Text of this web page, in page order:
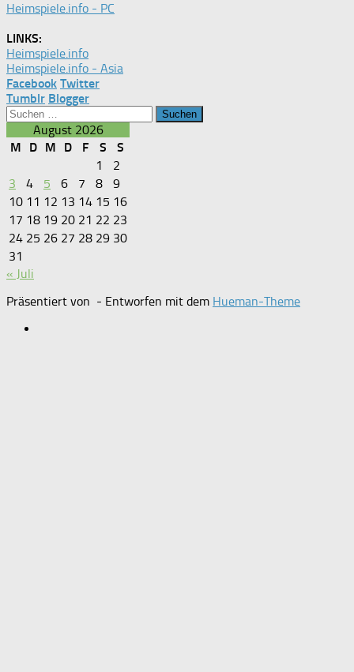
Heimspiele.info - PC
LINKS:
Heimspiele.info
Heimspiele.info - Asia
Facebook Twitter
Tumblr Blogger
Suchen
nach:August 2026
M
D M D F S
S
1
2
3
4 5 6 7 8
9
10 11 12 13 14 15 16
17 18 19 20 21 22 23
24 25 26 27 28 29 30
31
« Juli
Präsentiert von - Entworfen mit dem Hueman-Theme